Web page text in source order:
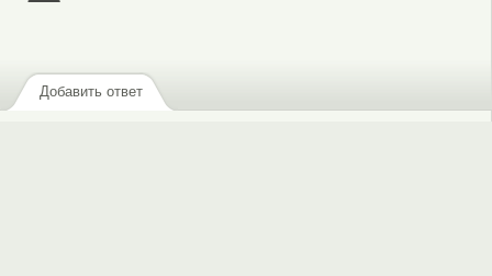
Добавить ответ